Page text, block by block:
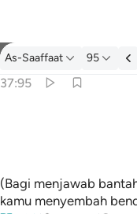
Tafsir: As-Saaffaat 37:95
As-Saaffaat 95
37:95
(Bagi menjawab
kamu menyembah